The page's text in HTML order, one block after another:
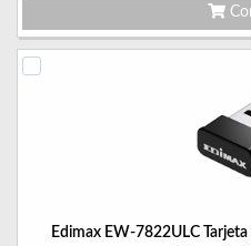
Edimax EW-7822ULC